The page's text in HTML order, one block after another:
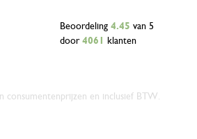
Beoordeling 4.45 van 5
door 4061 klanten
consumentenprijzen en inclusief BTW.